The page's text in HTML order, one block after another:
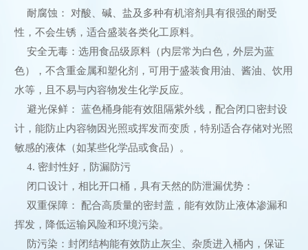
耐腐蚀： 对酸、碱、盐及多种有机溶剂具有很强的耐受
性，不会生锈，适合盛装各类化工原料。
安全无毒：选用食品级原料（内层常为白色，外层为蓝
色），不含重金属和塑化剂，可用于盛装食用油、酱油、饮用
水等，且不易与内容物发生化学反应。
避光保鲜： 蓝色桶身能有效阻隔紫外线，配合闭口密封设
计，能防止内容物因光照或挥发而变质，特别适合存储对光照
敏感的液体（如某些化学品或食品）。
4. 密封性好，防漏防污
闭口设计，相比开口桶，具有天然的防泄漏优势：
双重保障： 配合高质量的密封盖，能有效防止液体渗漏和
挥发，降低运输风险和环境污染。
防污染：封闭结构能有效防止灰尘、杂质进入桶内，保证